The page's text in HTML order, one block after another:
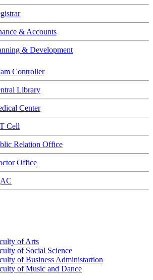
& Accounts
& Development
Controller
Library
Center
Cell
Relation Office
Office
of Arts
of Social Science
of Business Administartion
of Music and Dance